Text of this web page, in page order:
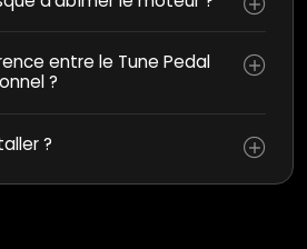
entre le Tune Pedal
?
?